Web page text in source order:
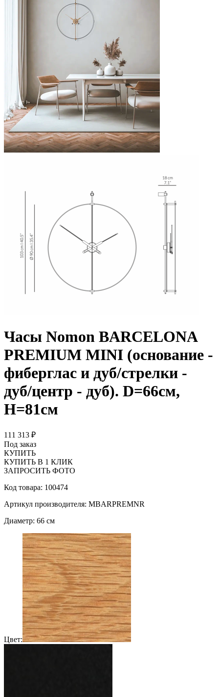
Часы Nomon BARCELONA
PREMIUM MINI (основание -
фиберглас и дуб/стрелки -
дуб/центр - дуб). D=66см,
H=81см
111 313 ₽
Под заказ
КУПИТЬ
КУПИТЬ В 1 КЛИК
ЗАПРОСИТЬ ФОТО
Код товара: 100474
Артикул производителя: MBARPREMNR
Диаметр: 66 см
Цвет: